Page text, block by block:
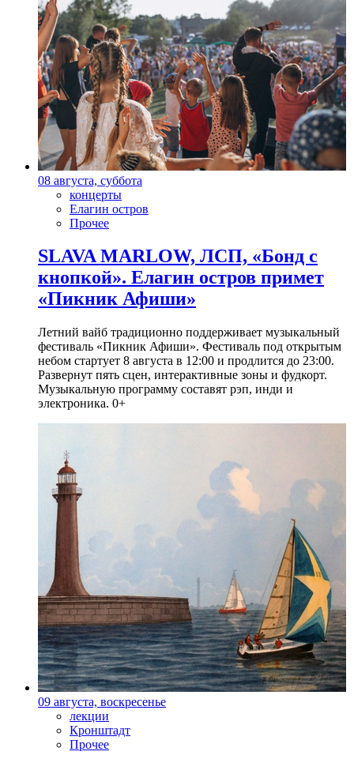
08 августа, суббота
концерты
Елагин остров
Прочее
SLAVA MARLOW, ЛСП, «Бонд с
кнопкой». Елагин остров примет
«Пикник Афиши»
Летний вайб традиционно поддерживает музыкальный
фестиваль «Пикник Афиши». Фестиваль под открытым
небом стартует 8 августа в 12:00 и продлится до 23:00.
Развернут пять сцен, интерактивные зоны и фудкорт.
Музыкальную программу составят рэп, инди и
электроника. 0+
09 августа, воскресенье
лекции
Кронштадт
Прочее